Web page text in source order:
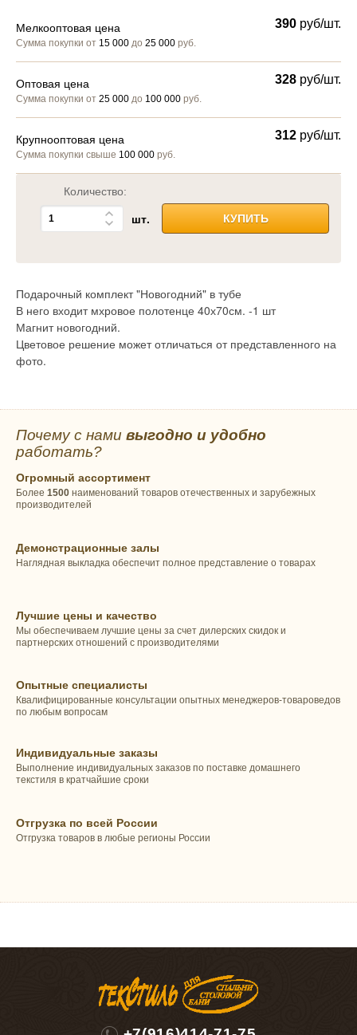
Мелкооптовая цена
Сумма покупки от 15 000 до 25 000 руб.
390 руб/шт.
Оптовая цена
Сумма покупки от 25 000 до 100 000 руб.
328 руб/шт.
Крупнооптовая цена
Сумма покупки свыше 100 000 руб.
312 руб/шт.
Количество:
шт. КУПИТЬ
Подарочный комплект "Новогодний" в тубе
В него входит мхровое полотенце 40х70см. -1 шт
Магнит новогодний.
Цветовое решение может отличаться от представленного на
фото.
Почему с нами выгодно и удобно
работать?
Огромный ассортимент
Более 1500 наименований товаров отечественных и зарубежных
производителей
Демонстрационные залы
Наглядная выкладка обеспечит полное представление о товарах
Лучшие цены и качество
Мы обеспечиваем лучшие цены за счет дилерских скидок и
партнерских отношений с производителями
Опытные специалисты
Квалифицированные консультации опытных менеджеров-товароведов
по любым вопросам
Индивидуальные заказы
Выполнение индивидуальных заказов по поставке домашнего
текстиля в кратчайшие сроки
Отгрузка по всей России
Отгрузка товаров в любые регионы России